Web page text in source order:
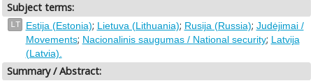
Subject terms:
LT Estija (Estonia); Lietuva (Lithuania); Rusija (Russia); Judėjimai /
Movements; Nacionalinis saugumas / National security; Latvija
(Latvia).
Summary / Abstract: